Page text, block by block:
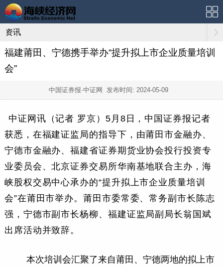
资讯
福建莆田、宁德携手举办“提升拟上市企业质量培训
会”
中国证券报·中证网 发布时间: 2024-05-09
中证网讯（记者 罗京）5月8日，中国证券报记者
获悉，在福建证监局的指导下，由莆田市金融办、
宁德市金融办、福建省证券期货业协会投行投资专
业委员会、北京证券交易所华南基地联合主办，海
峡股权交易中心承办的“提升拟上市企业质量培训
会”在莆田市举办。莆田市委常委、常务副市长陈志
强，宁德市副市长杨柳、福建证监局副局长翁国斌
出席活动并致辞。
本次培训会汇聚了来自莆田、宁德两地的拟上市